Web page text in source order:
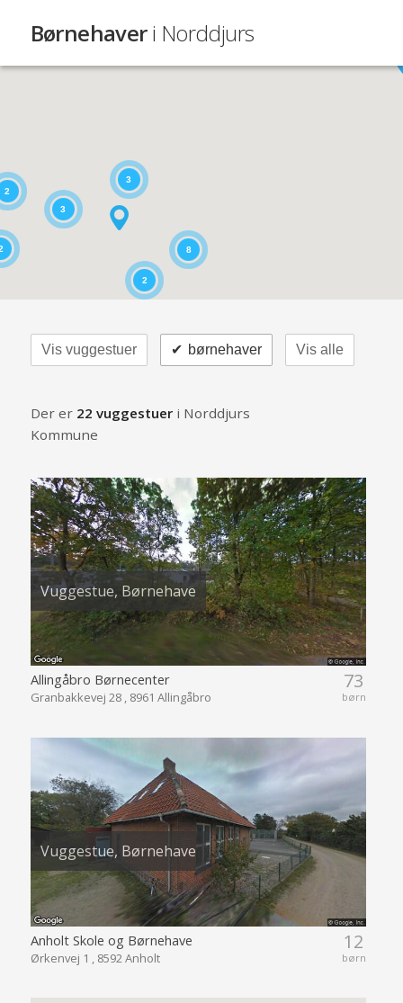
Børnehaveri Norddjurs
8
2
3
3
2
Vis vuggestuer børnehaver
✔ Vis alle
Der er 22 vuggestueri Norddjurs
Kommune
Vuggestue, Børnehave
73
børn
Allingåbro Børnecenter
Granbakkevej 28 , 8961 Allingåbro
Vuggestue, Børnehave
12
børn
Anholt Skole og Børnehave
Ørkenvej 1 , 8592 Anholt